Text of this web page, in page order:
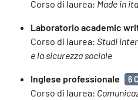
Corso di laurea: Made in
Laboratorio academic
Corso di laurea: Studi
e la sicurezza sociale
Inglese professionale 6
Corso di laurea: